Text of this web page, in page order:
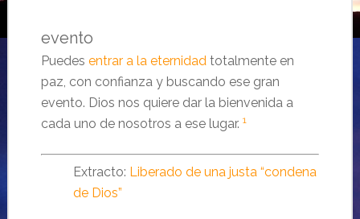
evento
Puedes entrar a la eternidad totalmente en
paz, con confianza y buscando ese gran
evento. Dios nos quiere dar la bienvenida a
cada uno de nosotros a ese lugar. 1
Extracto: Liberado de una justa “condena
de Dios”